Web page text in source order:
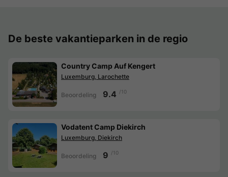
De beste vakantieparken in de regio
Country Camp Auf Kengert
Luxemburg, Larochette
Beoordeling 9.4 /10
Vodatent Camp Diekirch
Luxemburg, Diekirch
Beoordeling 9 /10